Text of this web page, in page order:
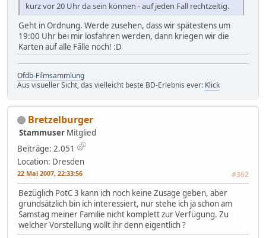
kurz vor 20 Uhr da sein können - auf jeden Fall rechtzeitig.
Geht in Ordnung. Werde zusehen, dass wir spätestens um
19:00 Uhr bei mir losfahren werden, dann kriegen wir die
Karten auf alle Fälle noch! :D
Ofdb-Filmsammlung
Aus visueller Sicht, das vielleicht beste BD-Erlebnis ever: Klick
Bretzelburger
Stammuser Mitglied
Beiträge: 2.051
Location: Dresden
22 Mai 2007, 22:33:56 #362
Bezüglich PotC 3 kann ich noch keine Zusage geben, aber
grundsätzlich bin ich interessiert, nur stehe ich ja schon am
Samstag meiner Familie nicht komplett zur Verfügung. Zu
welcher Vorstellung wollt ihr denn eigentlich ?